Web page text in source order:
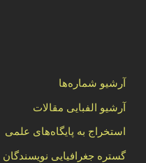
آرشیو شماره‌ها
آرشیو الفبایی مقالات
استخراج به پایگاه‌های علمی
گستره جغرافیایی نویسندگان